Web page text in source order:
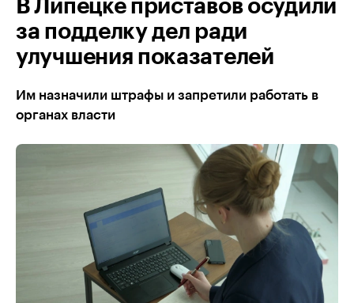
В Липецке приставов осудили
за подделку дел ради
улучшения показателей
Им назначили штрафы и запретили работать в
органах власти